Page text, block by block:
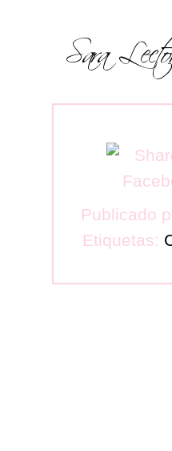
Publicado
Etiquetas: